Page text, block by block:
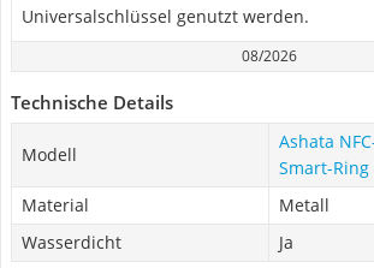
Universalschlüssel genutzt werden.
08/2026
Technische Details
Modell
Ashata
Smart-Ring
Material
Metall
Wasserdicht
Ja